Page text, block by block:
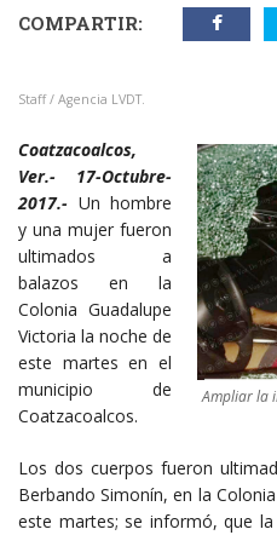
COMPARTIR:
Staff / Agencia LVDT.
Ampliar la
Coatzacoalcos,
Ver.- 17-Octubre-
2017.- Un hombre
y una mujer fueron
ultimados a
balazos en la
Colonia Guadalupe
Victoria la noche de
este martes en el
municipio de
Coatzacoalcos.
Los dos cuerpos fueron
Berbando Simonín, en la
este martes; se informó, que